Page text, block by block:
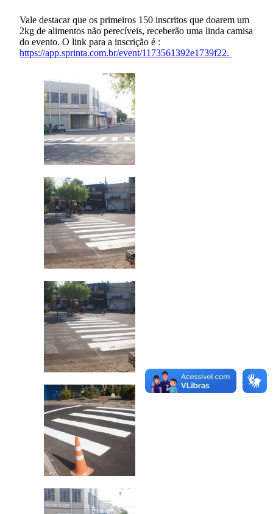
Vale destacar que os primeiros 150 inscritos que doarem um
2kg de alimentos não perecíveis, receberão uma linda camisa
do evento. O link para a inscrição é :
https://app.sprinta.com.br/event/1173561392e1739f22.